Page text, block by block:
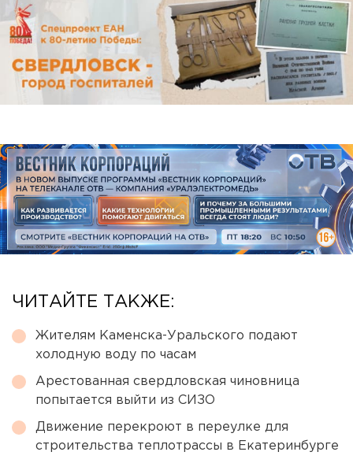
ЧИТАЙТЕ ТАКЖЕ:
Жителям Каменска-Уральского подают
холодную воду по часам
Арестованная свердловская чиновница
попытается выйти из СИЗО
Движение перекроют в переулке для
строительства теплотрассы в Екатеринбурге